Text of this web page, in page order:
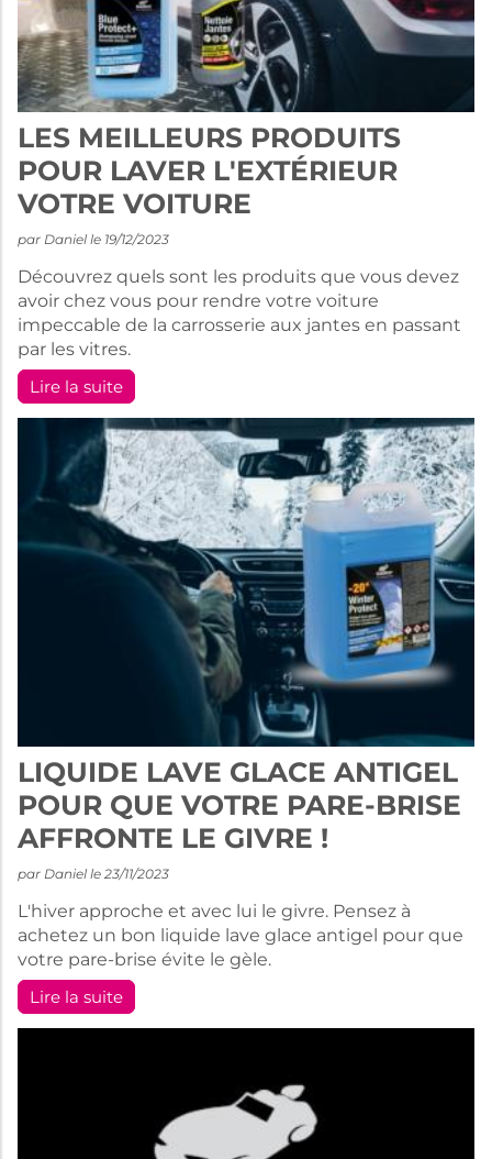
LES MEILLEURS PRODUITS
POUR LAVER L'EXTÉRIEUR
VOTRE VOITURE
par Daniel le 19/12/2023
Découvrez quels sont les produits que vous devez
avoir chez vous pour rendre votre voiture
impeccable de la carrosserie aux jantes en passant
par les vitres.
Lire la suite
LIQUIDE LAVE GLACE ANTIGEL
POUR QUE VOTRE PARE-BRISE
AFFRONTE LE GIVRE !
par Daniel le 23/11/2023
L'hiver approche et avec lui le givre. Pensez à
achetez un bon liquide lave glace antigel pour que
votre pare-brise évite le gèle.
Lire la suite